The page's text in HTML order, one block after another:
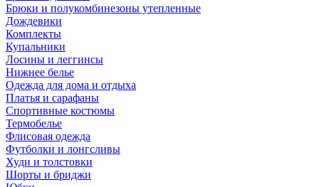
Брюки и полукомбинезоны утепленные
Дождевики
Комплекты
Купальники
Лосины и леггинсы
Нижнее белье
Одежда для дома и отдыха
Платья и сарафаны
Спортивные костюмы
Термобелье
Флисовая одежда
Футболки и лонгсливы
Худи и толстовки
Шорты и бриджи